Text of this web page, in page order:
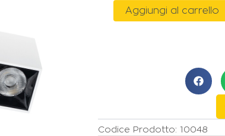
NOWODVORSKI
PLAFONE
Aggiungi al carrello
Codice Prodotto: 10048